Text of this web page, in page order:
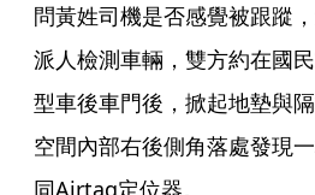
問黃姓司機是否感覺被跟蹤
派人檢測車輛，雙方約在國
型車後車門後，掀起地墊與
空間內部右後側角落處發現
同Airtag定位器。